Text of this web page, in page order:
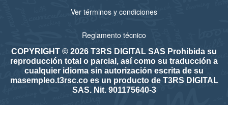
Ver términos y condiciones
Reglamento técnico
COPYRIGHT © 2026 T3RS DIGITAL SAS Prohibida su
reproducción total o parcial, así como su traducción a
cualquier idioma sin autorización escrita de su
masempleo.t3rsc.co es un producto de T3RS DIGITAL
SAS. Nit. 901175640-3